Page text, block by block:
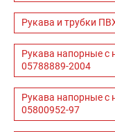
Рукава и трубки
Рукава напорные с
05788889-2004
Рукава напорные с
05800952-97